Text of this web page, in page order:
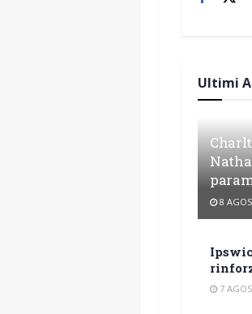
Ultimi
8
7